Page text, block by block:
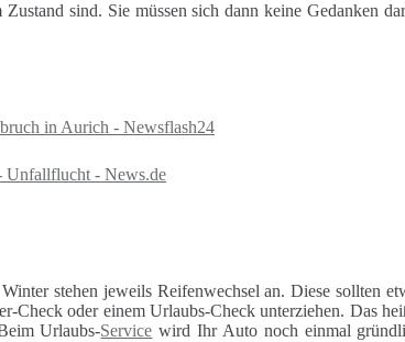
sind. Sie müssen sich dann keine Gedanken
in Aurich - Newsflash24
Unfallflucht - News.de
stehen jeweils Reifenwechsel an. Diese sollten
Check oder einem Urlaubs-Check unterziehen. Das
Urlaubs-Service wird Ihr Auto noch einmal